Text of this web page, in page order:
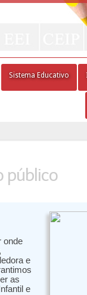
Sistema Educativo
público
onde
e
as
e